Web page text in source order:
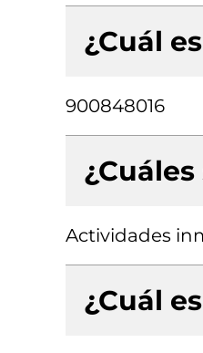
¿Cuál
900848016
Actividades
¿Cuál